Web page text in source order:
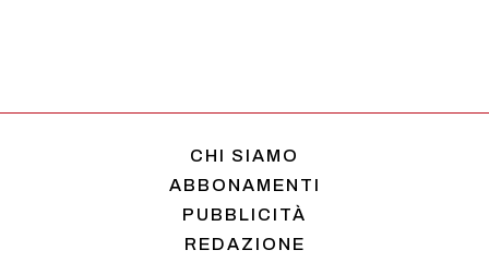
CHI SIAMO
ABBONAMENTI
PUBBLICITÀ
REDAZIONE